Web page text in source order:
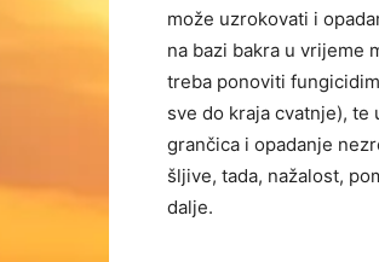
može uzrokovati i
na bazi bakra u vrijeme
treba ponoviti
sve do kraja cvatnje),
grančica i opadanje
šljive, tada, nažalost,
dalje.